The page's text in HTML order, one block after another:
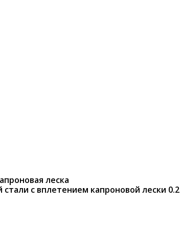
леска
с вплетением капроновой лески